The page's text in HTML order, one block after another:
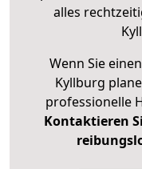
alles
Wenn Sie
Kyllburg
professionelle
Kontaktieren